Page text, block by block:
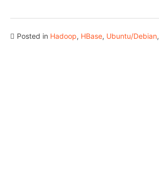
Posted in Hadoop, HBase, Ubuntu/Debian,